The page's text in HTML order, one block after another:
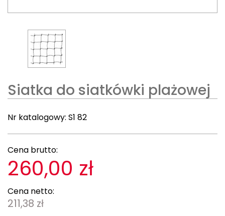
Siatka do siatkówki plażowej
Nr katalogowy: S1 82
Cena brutto:
260,00 zł
Cena netto:
211,38 zł